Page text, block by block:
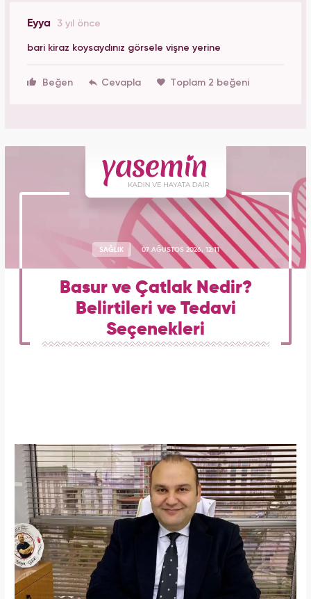
Eyya 3 yıl önce
bari kiraz koysaydınız görsele vişne yerine
Beğen Toplam 2 beğeni
SAĞLIK 07 AĞUSTOS 2026, 12:11
Basur ve Çatlak Nedir?
Belirtileri ve Tedavi
Seçenekleri